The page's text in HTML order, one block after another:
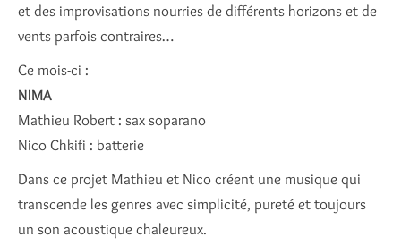
et des improvisations nourries de différents horizons et de
vents parfois contraires…
Ce mois-ci :
NIMA
Mathieu Robert : sax soparano
Nico Chkifi : batterie
Dans ce projet Mathieu et Nico créent une musique qui
transcende les genres avec simplicité, pureté et toujours
un son acoustique chaleureux.